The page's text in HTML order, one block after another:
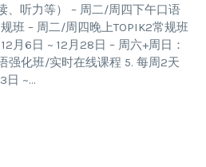
、听力等） – 周二/周四下午口语
班 – 周二/周四晚上TOPIK2常规班
月6日 ~ 12月28日 – 周六+周日：
强化班/实时在线课程 5. 每周2天
日 ~…